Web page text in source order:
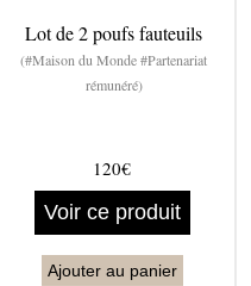
Lot de 2 poufs fauteuils
(#Maison du Monde #Partenariat
rémunéré)
120€
Voir ce produit
Ajouter au panier